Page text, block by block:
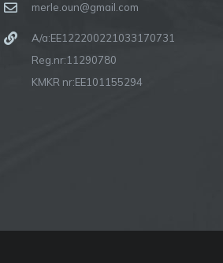
merle.oun@gmail.com
A/a:EE122200221033170731
Reg.nr:11290780
KMKR nr:EE101155294